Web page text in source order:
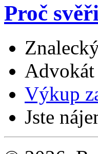
Proč
Advokát
Výkup
Jste